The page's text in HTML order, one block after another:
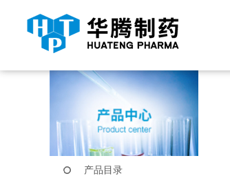
当前位置： 首页 产品中心
产品目录